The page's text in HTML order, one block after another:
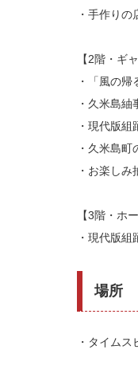
・手作りの
【2階・ギ
・「風の帰
・久米島紬
・現代版
・久米島町
・お楽しみ
【3階・ホー
・現代版
場所
・タイム